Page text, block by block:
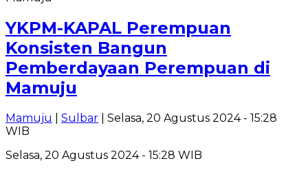
YKPM-KAPAL Perempuan
Konsisten Bangun
Pemberdayaan Perempuan di
Mamuju
Mamuju Sulbar | Selasa, 20 Agustus 2024 - 15:28
WIB
Selasa, 20 Agustus 2024 - 15:28 WIB